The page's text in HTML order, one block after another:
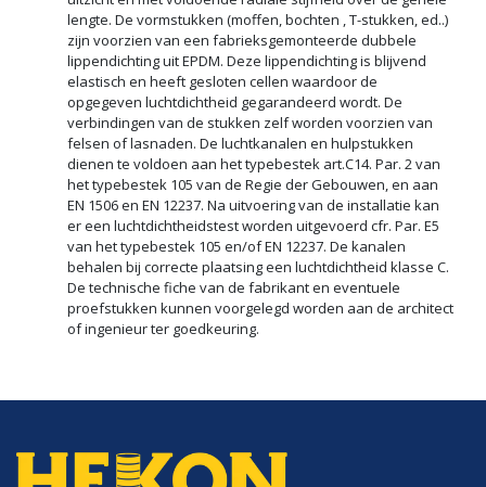
lengte. De vormstukken (moffen, bochten , T-stukken, ed..)
zijn voorzien van een fabrieksgemonteerde dubbele
lippendichting uit EPDM. Deze lippendichting is blijvend
elastisch en heeft gesloten cellen waardoor de
opgegeven luchtdichtheid gegarandeerd wordt. De
verbindingen van de stukken zelf worden voorzien van
felsen of lasnaden. De luchtkanalen en hulpstukken
dienen te voldoen aan het typebestek art.C14. Par. 2 van
het typebestek 105 van de Regie der Gebouwen, en aan
EN 1506 en EN 12237. Na uitvoering van de installatie kan
er een luchtdichtheidstest worden uitgevoerd cfr. Par. E5
van het typebestek 105 en/of EN 12237. De kanalen
behalen bij correcte plaatsing een luchtdichtheid klasse C.
De technische fiche van de fabrikant en eventuele
proefstukken kunnen voorgelegd worden aan de architect
of ingenieur ter goedkeuring.